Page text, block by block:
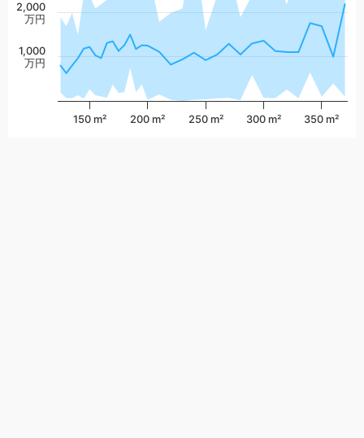
150 m² 200 m² 250 m² 300 m² 350 m²
1,000
万円
2,000
万円